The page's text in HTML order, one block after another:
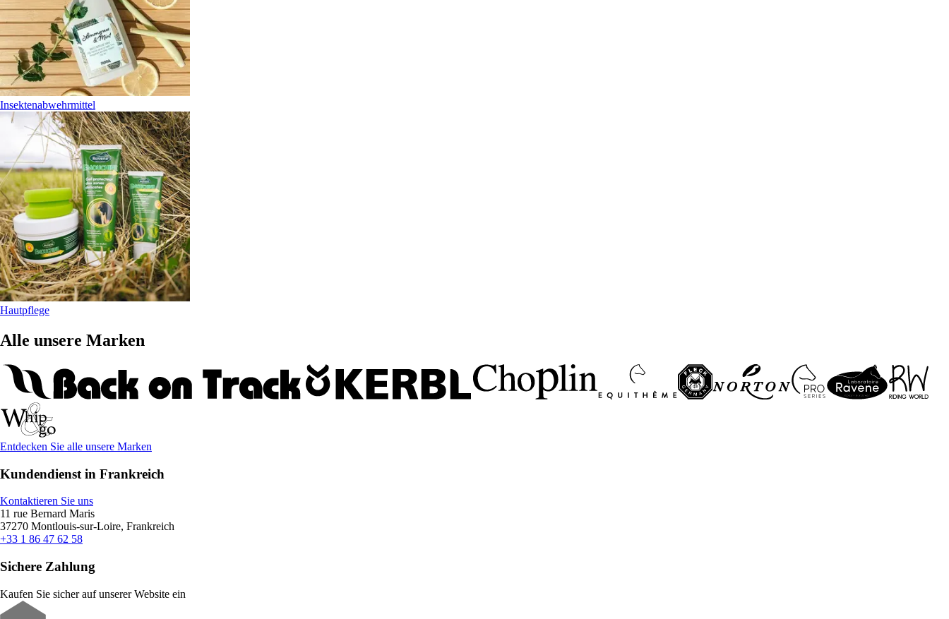
Insektenabwehrmittel
Hautpflege
Alle unsere Marken
Entdecken Sie alle unsere Marken
Kundendienst in Frankreich
Kontaktieren Sie uns
11 rue Bernard Maris
37270 Montlouis-sur-Loire, Frankreich
+33 1 86 47 62 58
Sichere Zahlung
Kaufen Sie sicher auf unserer Website ein